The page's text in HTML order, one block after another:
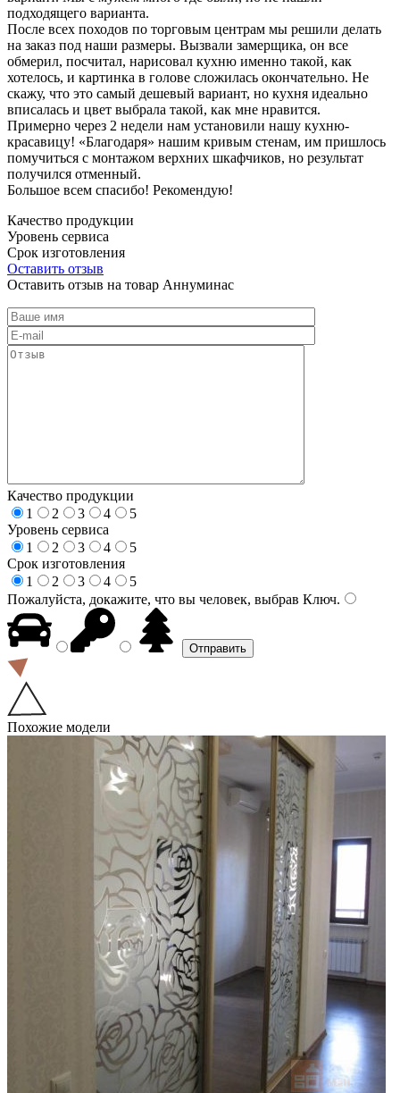
подходящего варианта.
После всех походов по торговым центрам мы решили делать
на заказ под наши размеры. Вызвали замерщика, он все
обмерил, посчитал, нарисовал кухню именно такой, как
хотелось, и картинка в голове сложилась окончательно. Не
скажу, что это самый дешевый вариант, но кухня идеально
вписалась и цвет выбрала такой, как мне нравится.
Примерно через 2 недели нам установили нашу кухню-
красавицу! «Благодаря» нашим кривым стенам, им пришлось
помучиться с монтажом верхних шкафчиков, но результат
получился отменный.
Большое всем спасибо! Рекомендую!
Качество продукции
Уровень сервиса
Срок изготовления
Оставить отзыв
Оставить отзыв на товар Аннуминас
Качество продукции
1
2 3 4
5
Уровень сервиса
1
2 3 4
5
Срок изготовления
1
2 3 4
5
Пожалуйста, докажите, что вы человек, выбрав Ключ.
Похожие модели